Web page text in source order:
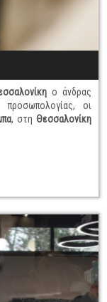
ο άνδρας
οι
, στη Θεσσαλονίκη